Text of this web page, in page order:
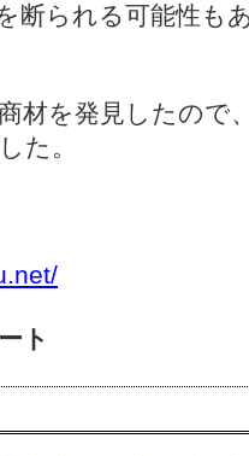
断られる可能性も
材を発見したので
た。
ト